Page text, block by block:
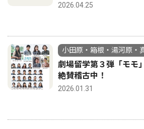
2026.04.25
小田原・箱根・湯河原・
劇場留学第３弾「モモ
絶賛稽古中！
2026.01.31